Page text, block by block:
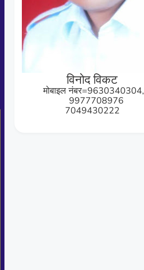
विनोद विकट
मोबाइल नंबर=9630340304,
9977708976
7049430222